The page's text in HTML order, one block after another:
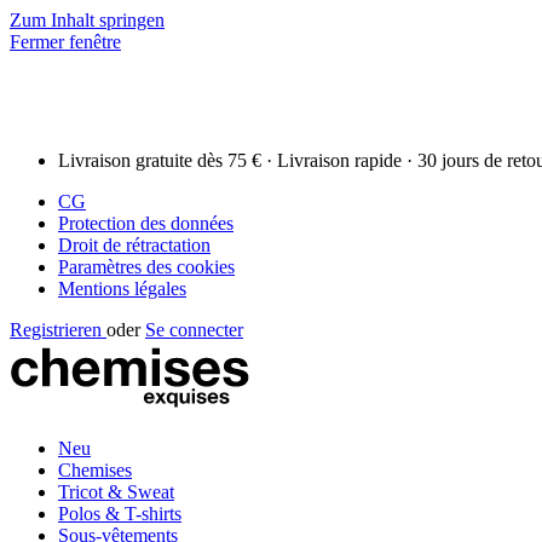
Zum Inhalt springen
Fermer fenêtre
Livraison gratuite dès 75 € · Livraison rapide · 30 jours de
CG
Protection des données
Droit de rétractation
Paramètres des cookies
Mentions légales
Registrieren oder Se connecter
Neu
Chemises
Tricot & Sweat
Polos & T-shirts
Sous-vêtements